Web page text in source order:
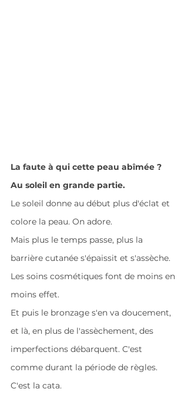
La faute à qui cette peau abîmée ?
Au soleil en grande partie.
Le soleil donne au début plus d'éclat et
colore la peau. On adore.
Mais plus le temps passe, plus la
barrière cutanée s'épaissit et s'assèche.
Les soins cosmétiques font de moins en
moins effet.
Et puis le bronzage s'en va doucement,
et là, en plus de l'assèchement, des
imperfections débarquent. C'est
comme durant la période de règles.
C'est la cata.